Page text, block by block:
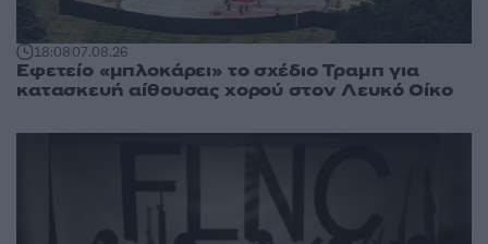
18:0807.08.26
Εφετείο «μπλοκάρει» το σχέδιο Τραμπ για
κατασκευή αίθουσας χορού στον Λευκό Οίκο